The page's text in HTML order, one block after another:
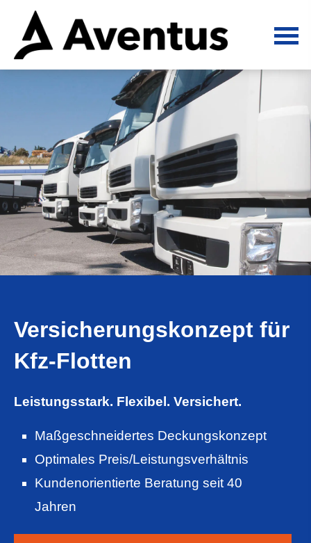
Versicherungskonzept für
Kfz-Flotten
Leistungsstark. Flexibel. Versichert.
Maßgeschneidertes Deckungskonzept
Optimales Preis/Leistungsverhältnis
Kundenorientierte Beratung seit 40
Jahren